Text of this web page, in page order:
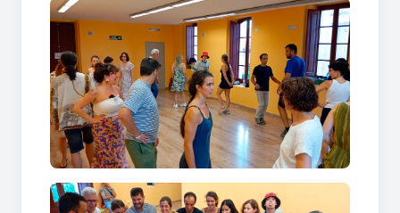
Festival Ebre-Folk de Roquetes: Jotes,
tallers de ball i la joia de la comunitat
L'esperit d'aquesta gran mostra de cultura viva es
respira en la complicitat d'un públic entregat que
omple els espais a cada nova sessió.
L'organització dota el territori d'una programació
d'alta qualitat harmònica apta per a diferents
edicions del certamen.